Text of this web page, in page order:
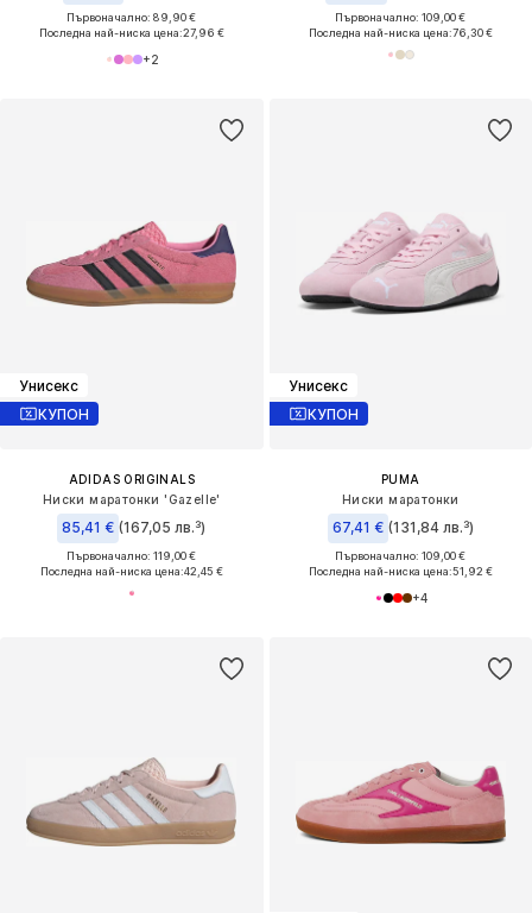
Първоначално: 89,90 €
Последна най-ниска цена:27,96 €
+2
Първоначално: 109,00 €
Последна най-ниска цена:76,30 €
Унисекс
КУПОН
ADIDAS ORIGINALS
Ниски маратонки 'Gazelle'
85,41 € (167,05 лв.³)
Първоначално: 119,00 €
Последна най-ниска цена:42,45 €
Унисекс
КУПОН
PUMA
Ниски маратонки
67,41 € (131,84 лв.³)
Първоначално: 109,00 €
Последна най-ниска цена:51,92 €
+4